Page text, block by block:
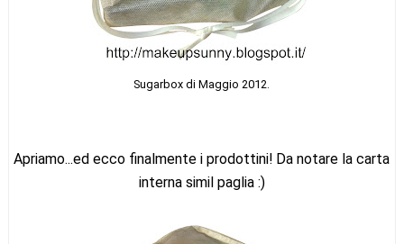
Sugarbox di Maggio 2012.
Apriamo...ed ecco finalmente i prodottini! Da notare la carta
interna simil paglia :)